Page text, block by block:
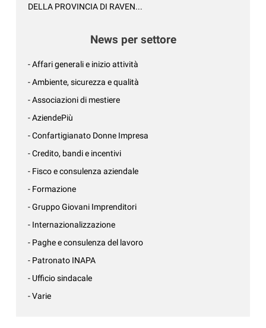
DELLA PROVINCIA DI RAVEN...
News per settore
- Affari generali e inizio attività
- Ambiente, sicurezza e qualità
- Associazioni di mestiere
- AziendePiù
- Confartigianato Donne Impresa
- Credito, bandi e incentivi
- Fisco e consulenza aziendale
- Formazione
- Gruppo Giovani Imprenditori
- Internazionalizzazione
- Paghe e consulenza del lavoro
- Patronato INAPA
- Ufficio sindacale
- Varie